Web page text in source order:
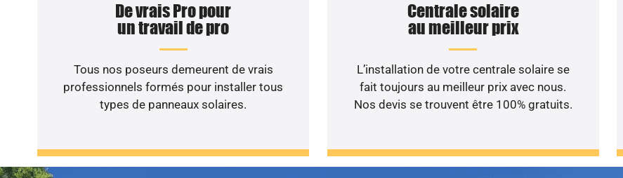
De vrais Pro pour
un travail de pro
Tous nos poseurs demeurent de vrais
professionnels formés pour installer tous
types de panneaux solaires.
Centrale solaire
au meilleur prix
L’installation de votre centrale solaire se
fait toujours au meilleur prix avec nous.
Nos devis se trouvent être 100% gratuits.